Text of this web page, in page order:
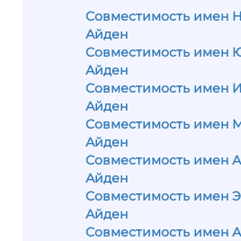
Совместимость имен
Айден
Совместимость имен
Айден
Совместимость имен
Айден
Совместимость имен
Айден
Совместимость имен
Айден
Совместимость имен
Айден
Совместимость имен